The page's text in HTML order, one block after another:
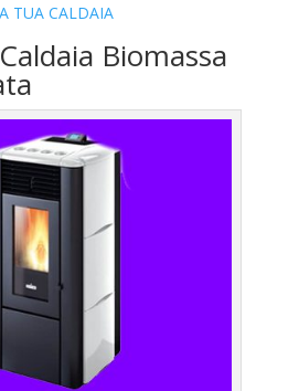
TUA CALDAIA
Biomassa